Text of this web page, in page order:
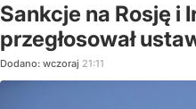
Sankcje na Rosję i
przegłosował
Dodano: wczoraj 21:11